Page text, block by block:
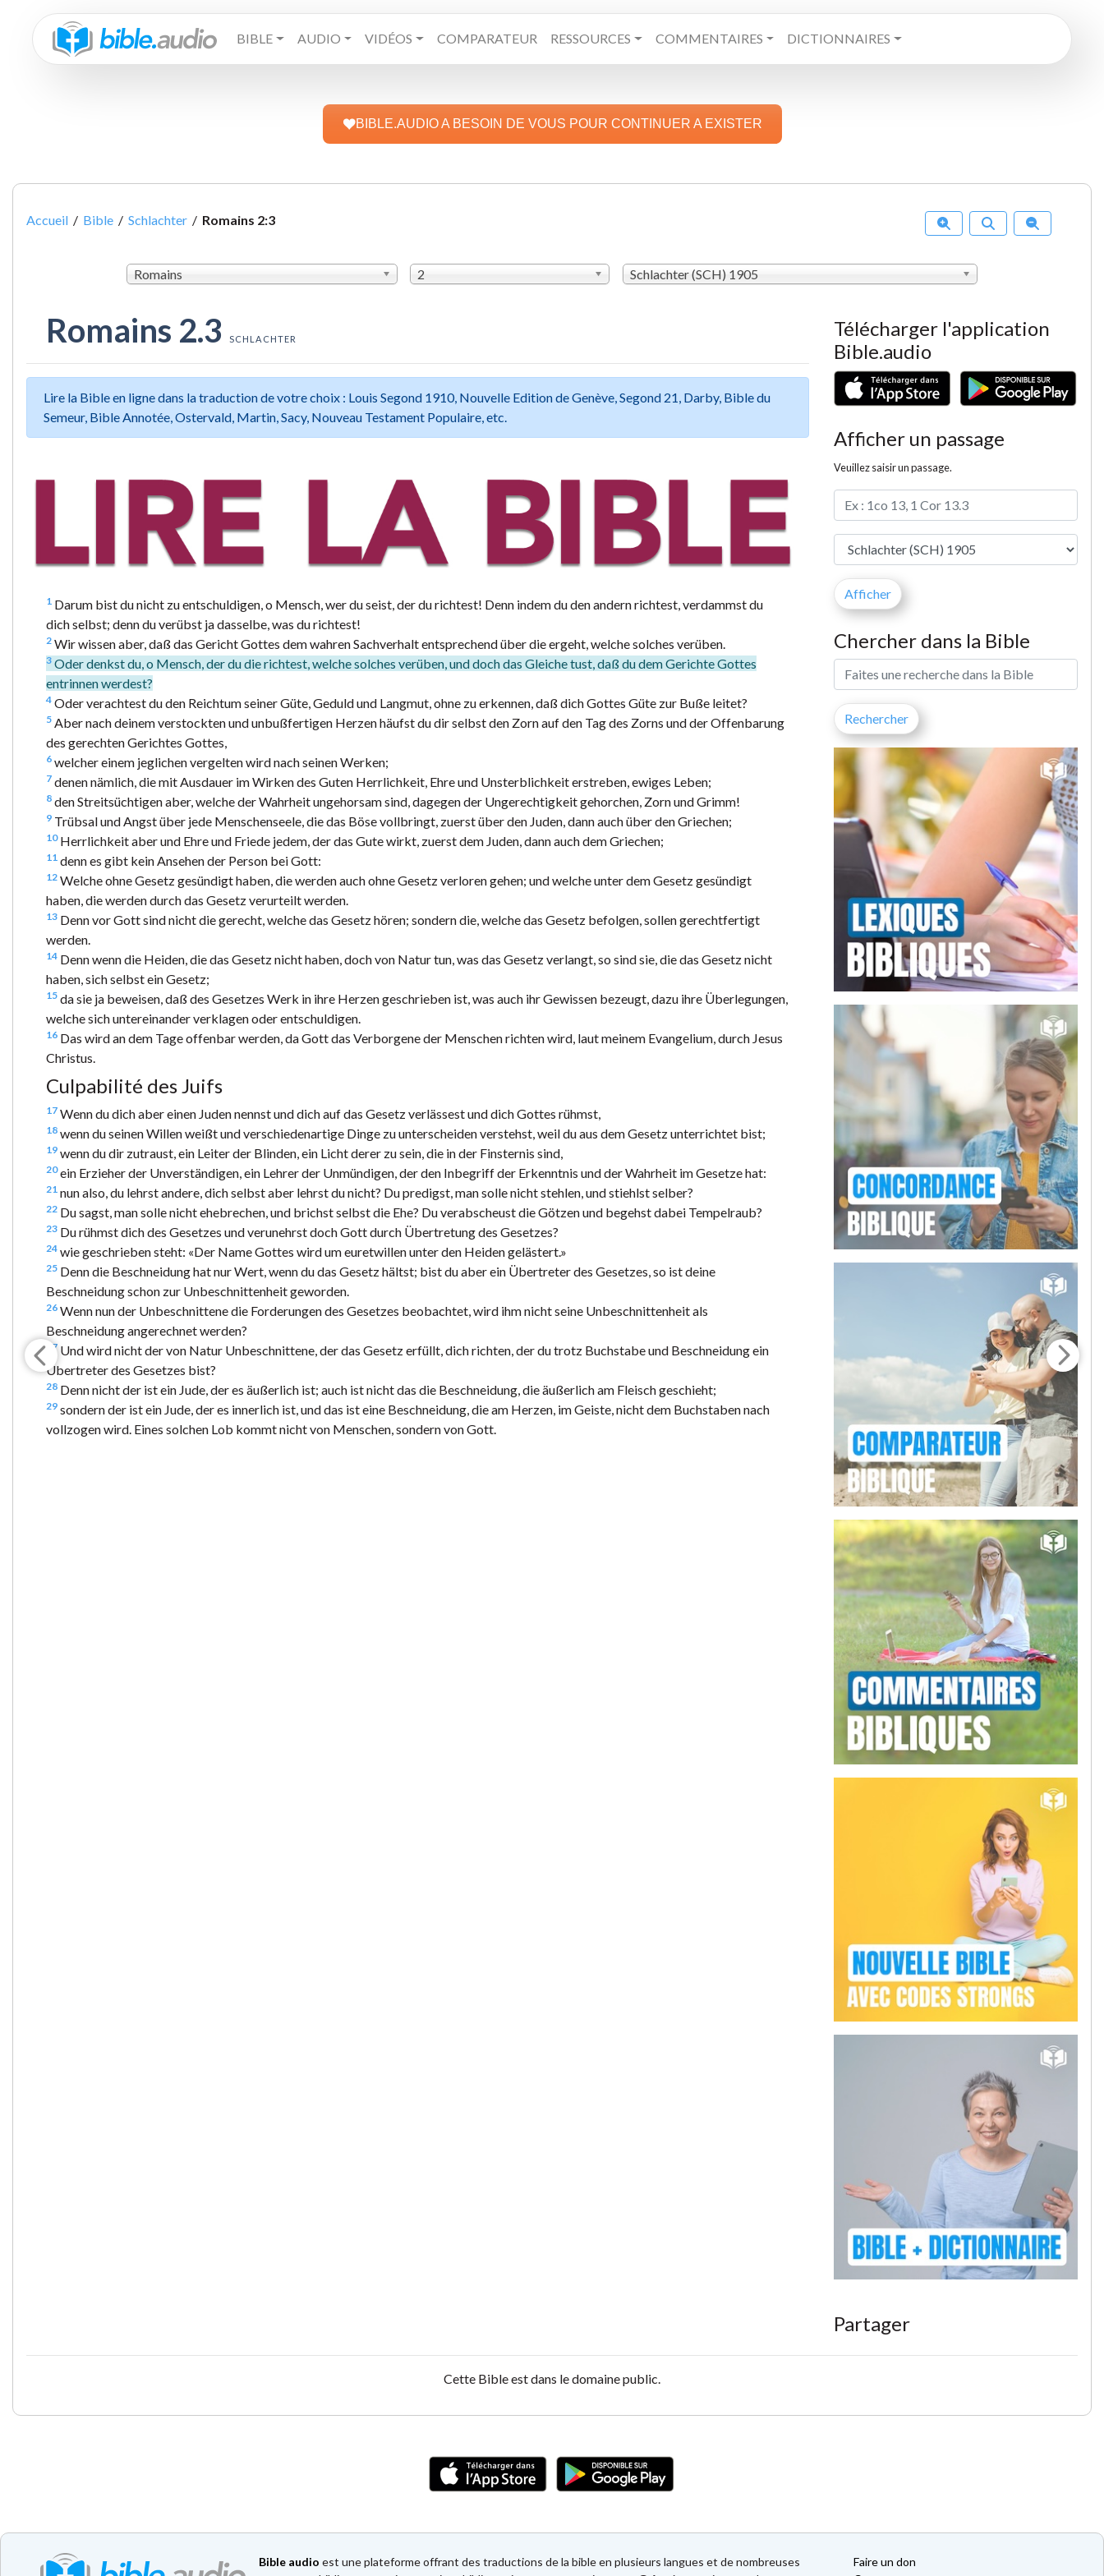
BIBLE AUDIO VIDÉOS COMPARATEUR RESSOURCES COMMENTAIRES DICTIONNAIRES
BIBLE.AUDIO A BESOIN DE VOUS POUR CONTINUER A EXISTER
Accueil / Bible / Schlachter / Romains 2:3
Romains 2 Schlachter (SCH) 1905
Romains 2.3 SCHLACHTER
Lire la Bible en ligne dans la traduction de votre choix : Louis Segond 1910, Nouvelle Edition de Genève, Segond 21, Darby, Bible du
Semeur, Bible Annotée, Ostervald, Martin, Sacy, Nouveau Testament Populaire, etc.
1 Darum bist du nicht zu entschuldigen, o Mensch, wer du seist, der du richtest! Denn indem du den andern richtest, verdammst du
dich selbst; denn du verübst ja dasselbe, was du richtest!
2 Wir wissen aber, daß das Gericht Gottes dem wahren Sachverhalt entsprechend über die ergeht, welche solches verüben.
3 Oder denkst du, o Mensch, der du die richtest, welche solches verüben, und doch das Gleiche tust, daß du dem Gerichte Gottes
entrinnen werdest?
4 Oder verachtest du den Reichtum seiner Güte, Geduld und Langmut, ohne zu erkennen, daß dich Gottes Güte zur Buße leitet?
5 Aber nach deinem verstockten und unbußfertigen Herzen häufst du dir selbst den Zorn auf den Tag des Zorns und der Offenbarung
des gerechten Gerichtes Gottes,
6 welcher einem jeglichen vergelten wird nach seinen Werken;
7 denen nämlich, die mit Ausdauer im Wirken des Guten Herrlichkeit, Ehre und Unsterblichkeit erstreben, ewiges Leben;
8 den Streitsüchtigen aber, welche der Wahrheit ungehorsam sind, dagegen der Ungerechtigkeit gehorchen, Zorn und Grimm!
9 Trübsal und Angst über jede Menschenseele, die das Böse vollbringt, zuerst über den Juden, dann auch über den Griechen;
10Herrlichkeit aber und Ehre und Friede jedem, der das Gute wirkt, zuerst dem Juden, dann auch dem Griechen;
11 denn es gibt kein Ansehen der Person bei Gott:
12 Welche ohne Gesetz gesündigt haben, die werden auch ohne Gesetz verloren gehen; und welche unter dem Gesetz gesündigt
haben, die werden durch das Gesetz verurteilt werden.
13 Denn vor Gott sind nicht die gerecht, welche das Gesetz hören; sondern die, welche das Gesetz befolgen, sollen gerechtfertigt
werden.
14 Denn wenn die Heiden, die das Gesetz nicht haben, doch von Natur tun, was das Gesetz verlangt, so sind sie, die das Gesetz nicht
haben, sich selbst ein Gesetz;
15 da sie ja beweisen, daß des Gesetzes Werk in ihre Herzen geschrieben ist, was auch ihr Gewissen bezeugt, dazu ihre Überlegungen,
welche sich untereinander verklagen oder entschuldigen.
16 Das wird an dem Tage offenbar werden, da Gott das Verborgene der Menschen richten wird, laut meinem Evangelium, durch Jesus
Christus.
Culpabilité des Juifs
17 Wenn du dich aber einen Juden nennst und dich auf das Gesetz verlässest und dich Gottes rühmst,
18 wenn du seinen Willen weißt und verschiedenartige Dinge zu unterscheiden verstehst, weil du aus dem Gesetz unterrichtet bist;
19 wenn du dir zutraust, ein Leiter der Blinden, ein Licht derer zu sein, die in der Finsternis sind,
20ein Erzieher der Unverständigen, ein Lehrer der Unmündigen, der den Inbegriff der Erkenntnis und der Wahrheit im Gesetze hat:
21 nun also, du lehrst andere, dich selbst aber lehrst du nicht? Du predigst, man solle nicht stehlen, und stiehlst selber?
22 Du sagst, man solle nicht ehebrechen, und brichst selbst die Ehe? Du verabscheust die Götzen und begehst dabei Tempelraub?
23 Du rühmst dich des Gesetzes und verunehrst doch Gott durch Übertretung des Gesetzes?
24 wie geschrieben steht: «Der Name Gottes wird um euretwillen unter den Heiden gelästert.»
25 Denn die Beschneidung hat nur Wert, wenn du das Gesetz hältst; bist du aber ein Übertreter des Gesetzes, so ist deine
Beschneidung schon zur Unbeschnittenheit geworden.
26 Wenn nun der Unbeschnittene die Forderungen des Gesetzes beobachtet, wird ihm nicht seine Unbeschnittenheit als
Beschneidung angerechnet werden?
27 Und wird nicht der von Natur Unbeschnittene, der das Gesetz erfüllt, dich richten, der du trotz Buchstabe und Beschneidung ein
Übertreter des Gesetzes bist?
28 Denn nicht der ist ein Jude, der es äußerlich ist; auch ist nicht das die Beschneidung, die äußerlich am Fleisch geschieht;
29 sondern der ist ein Jude, der es innerlich ist, und das ist eine Beschneidung, die am Herzen, im Geiste, nicht dem Buchstaben nach
vollzogen wird. Eines solchen Lob kommt nicht von Menschen, sondern von Gott.
Télécharger l'application
Bible.audio
Afficher un passage
Veuillez saisir un passage.
Chercher dans la Bible
Partager
Cette Bible est dans le domaine public.
Bible audio est une plateforme offrant des traductions de la bible en plusieurs langues et de nombreuses
Faire un don